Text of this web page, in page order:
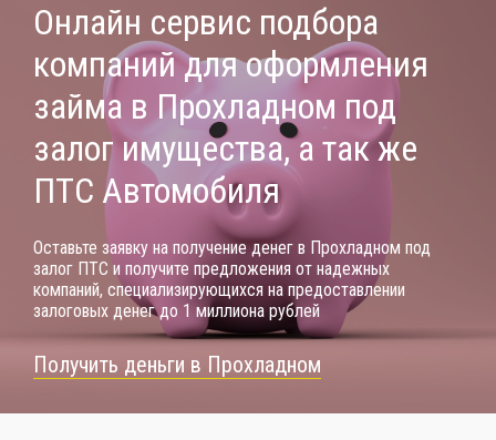
Онлайн сервис подбора
компаний для оформления
займа в Прохладном под
залог имущества, а так же
ПТС Автомобиля
Оставьте заявку на получение денег в Прохладном под
залог ПТС и получите предложения от надежных
компаний, специализирующихся на предоставлении
залоговых денег до 1 миллиона рублей
Получить деньги в Прохладном